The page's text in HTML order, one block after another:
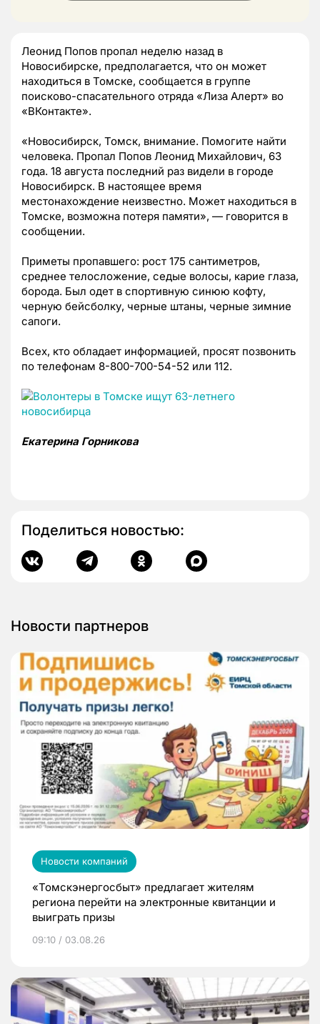
Леонид Попов пропал неделю назад в
Новосибирске, предполагается, что он может
находиться в Томске, сообщается в группе
поисково-спасательного отряда «Лиза Алерт» во
«ВКонтакте».
«Новосибирск, Томск, внимание. Помогите найти
человека. Пропал Попов Леонид Михайлович, 63
года. 18 августа последний раз видели в городе
Новосибирск. В настоящее время
местонахождение неизвестно. Может находиться в
Томске, возможна потеря памяти», — говорится в
сообщении.
Приметы пропавшего: рост 175 сантиметров,
среднее телосложение, седые волосы, карие глаза,
борода. Был одет в спортивную синюю кофту,
черную бейсболку, черные штаны, черные зимние
сапоги.
Всех, кто обладает информацией, просят позвонить
по телефонам 8-800-700-54-52 или 112.
Екатерина Горникова
Поделиться новостью:
Новости партнеров
Новости компаний
«Томскэнергосбыт» предлагает жителям
региона перейти на электронные квитанции и
выиграть призы
09:10 / 03.08.26